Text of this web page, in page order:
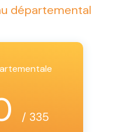
départemental
/ 335